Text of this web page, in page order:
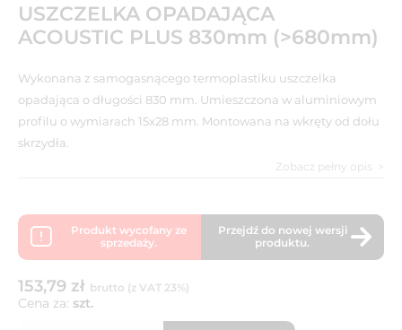
USZCZELKA OPADAJĄCA
ACOUSTIC PLUS 830mm (>680mm)
Wykonana z samogasnącego termoplastiku uszczelka
opadająca o długości 830 mm. Umieszczona w aluminiowym
profilu o wymiarach 15x28 mm. Montowana na wkręty od dołu
skrzydła.
Zobacz pełny opis
Produkt wycofany ze
sprzedaży.
Przejdź do nowej wersji
produktu.
153,79 zł brutto (z VAT 23%)
Cena za: szt.